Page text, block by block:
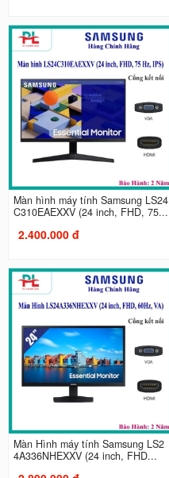
Màn hình máy tính Samsung LS24
C310EAEXXV (24 inch, FHD, 75...
2.400.000 đ
Màn Hình máy tính Samsung LS2
4A336NHEXXV (24 inch, FHD...